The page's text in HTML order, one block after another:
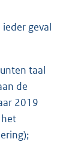
geval
taal
de
2019